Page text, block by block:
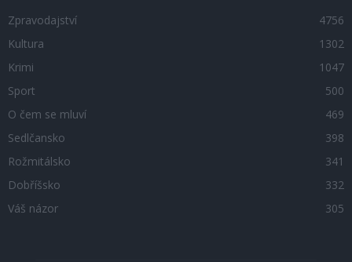
Zpravodajství
4756
Kultura
1302
Krimi
1047
Sport
500
O čem se mluví
469
Sedlčansko
398
Rožmitálsko
341
Dobříšsko
332
Váš názor
305